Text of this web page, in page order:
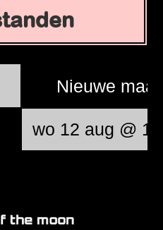
Nieuwe
wo 12 aug @